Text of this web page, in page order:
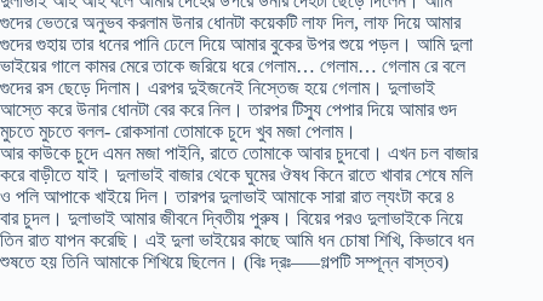
গুদের ভেতরে অনুভব করলাম উনার ধোনটা কয়েকটি লাফ দিল, লাফ দিয়ে আমার
গুদের গুহায় তার ধনের পানি ঢেলে দিয়ে আমার বুকের উপর শুয়ে পড়ল। আমি দুলা
ভাইয়ের গালে কামর মেরে তাকে জরিয়ে ধরে গেলাম… গেলাম… গেলাম রে বলে
গুদের রস ছেড়ে দিলাম। এরপর দুইজনেই নিস্তেজ হয়ে গেলাম। দুলাভাই
আস্তে করে উনার ধোনটা বের করে নিল। তারপর টিস্যু পেপার দিয়ে আমার গুদ
মুচতে মুচতে বলল- রোকসানা তোমাকে চুদে খুব মজা পেলাম।
আর কাউকে চুদে এমন মজা পাইনি, রাতে তোমাকে আবার চুদবো। এখন চল বাজার
করে বাড়ীতে যাই। দুলাভাই বাজার থেকে ঘুমের ঔষধ কিনে রাতে খাবার শেষে মলি
ও পলি আপাকে খাইয়ে দিল। তারপর দুলাভাই আমাকে সারা রাত ল্যংটা করে ৪
বার চুদল। দুলাভাই আমার জীবনে দ্বিতীয় পুরুষ। বিয়ের পরও দুলাভাইকে নিয়ে
তিন রাত যাপন করেছি। এই দুলা ভাইয়ের কাছে আমি ধন চোষা শিখি, কিভাবে ধন
শুষতে হয় তিনি আমাকে শিখিয়ে ছিলেন। (বিঃ দ্রঃ—–গল্পটি সম্পূন্ন বাস্তব)